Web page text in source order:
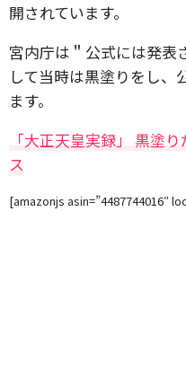
開されています。
宮内庁は＂公式には発表
して当時は黒塗りをし、
ます。
「大正天皇実録」 黒塗
ス
[amazonjs asin=”4487744016″